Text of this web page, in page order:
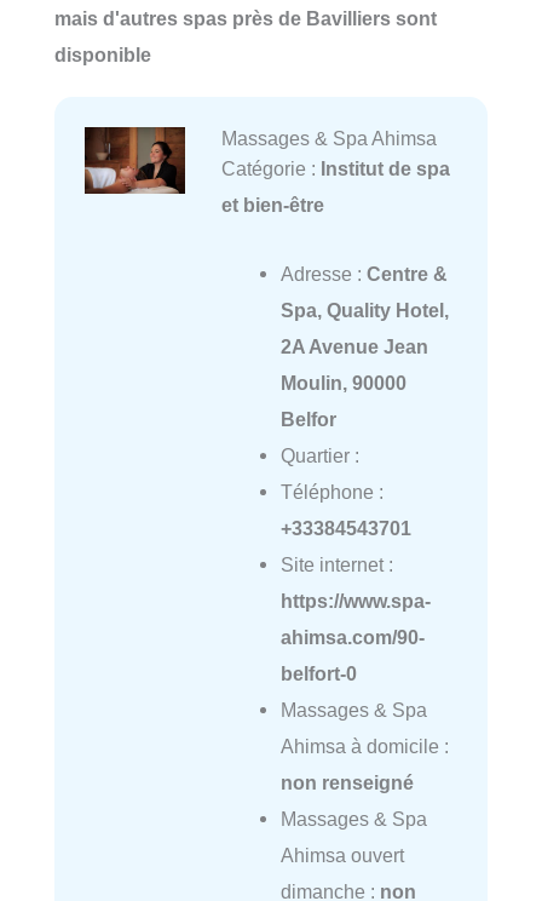
mais d'autres spas près de Bavilliers sont
disponible
Massages & Spa Ahimsa
Catégorie : Institut de spa
et bien-être
Adresse : Centre &
Spa, Quality Hotel,
2A Avenue Jean
Moulin, 90000
Belfor
Quartier :
Téléphone :
+33384543701
Site internet :
https://www.spa-
ahimsa.com/90-
belfort-0
Massages & Spa
Ahimsa à domicile :
non renseigné
Massages & Spa
Ahimsa ouvert
dimanche : non